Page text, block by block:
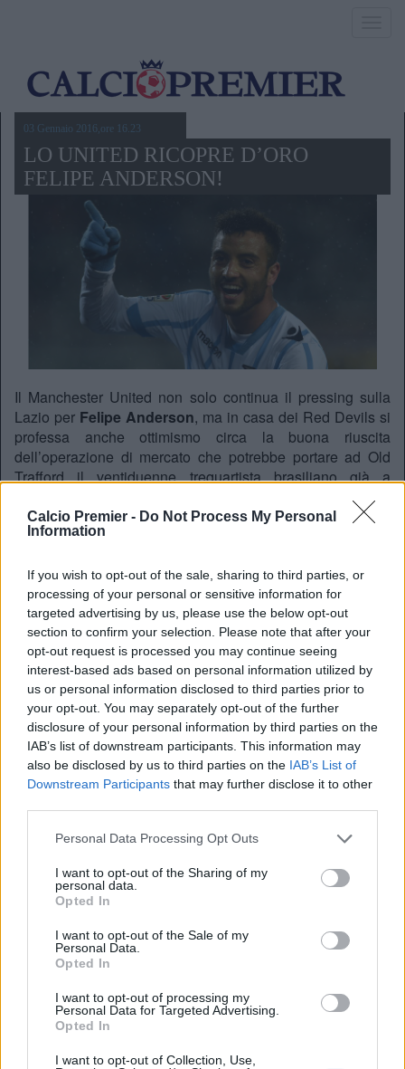
Calcio Premier - Do Not Process My Personal
Information
If you wish to opt-out of the sale, sharing to third parties, or
processing of your personal or sensitive information for
targeted advertising by us, please use the below opt-out
section to confirm your selection. Please note that after your
opt-out request is processed you may continue seeing
interest-based ads based on personal information utilized by
us or personal information disclosed to third parties prior to
your opt-out. You may separately opt-out of the further
disclosure of your personal information by third parties on the
IAB’s list of downstream participants. This information may
also be disclosed by us to third parties on the IAB’s List of
Downstream Participants that may further disclose it to other
Personal Data Processing Opt Outs
I want to opt-out of the Sharing of my
personal data.
Opted In
I want to opt-out of the Sale of my
Personal Data.
Opted In
I want to opt-out of processing my
Personal Data for Targeted Advertising.
Opted In
I want to opt-out of Collection, Use,
03 Gennaio 2016,ore 16.23
LO UNITED RICOPRE D’ORO
FELIPE ANDERSON!
Il Manchester United non solo continua il pressing sulla
Lazio per Felipe Anderson, ma in casa dei Red Devils si
professa anche ottimismo circa la buona riuscita
dell’operazione di mercato che potrebbe portare ad Old
Trafford il ventiduenne trequartista brasiliano già a
gennaio, visto anche il bisogno di Van Gaal di rinforzi per
l’attacco. Secondo il “Daily Express´, i dirigenti del club
inglese voleranno a Roma questa settimana per mettere
milioni di sterline, circa 50 milioni di euro. Nelle tasche di
Anderson finirebbero la bellezza di 100mila sterline a
settimana, circa 136mila euro. (gazzetta.it)
Stadio:Old Trafford (75.731)
Città:Manchester
Manager:Ruben Amorim
ALBO D'ORO
Premier League:
FA Cup:13
League Cup: 6